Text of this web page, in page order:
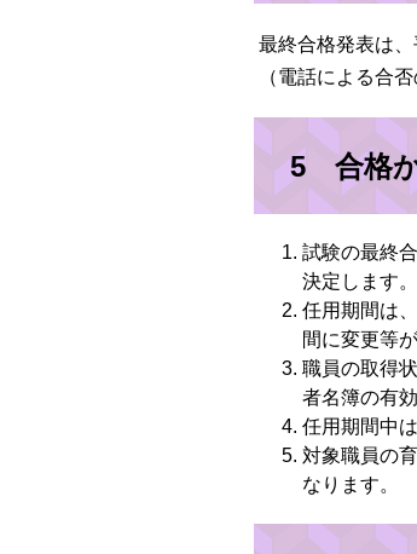
最終合格発表は
（電話による合
5 合格
試験の最終
決定します
任用期間は
間に変更等
職員の取得
者名簿の有
任用期間中
対象職員の
なります。